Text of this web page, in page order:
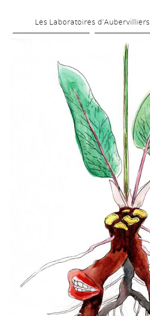
to
Les Laboratoires d’Aubervilliers